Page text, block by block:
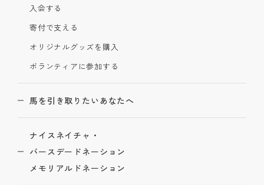
入会する
寄付で支える
オリジナルグッズを購入
ボランティアに参加する
馬を引き取りたいあなたへ
ナイスネイチャ・
バースデードネーション
メモリアルドネーション